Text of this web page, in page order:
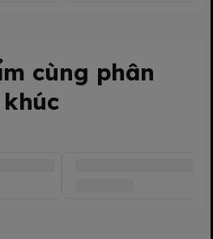
chi tiết rõ nét
cùng phân
khúc